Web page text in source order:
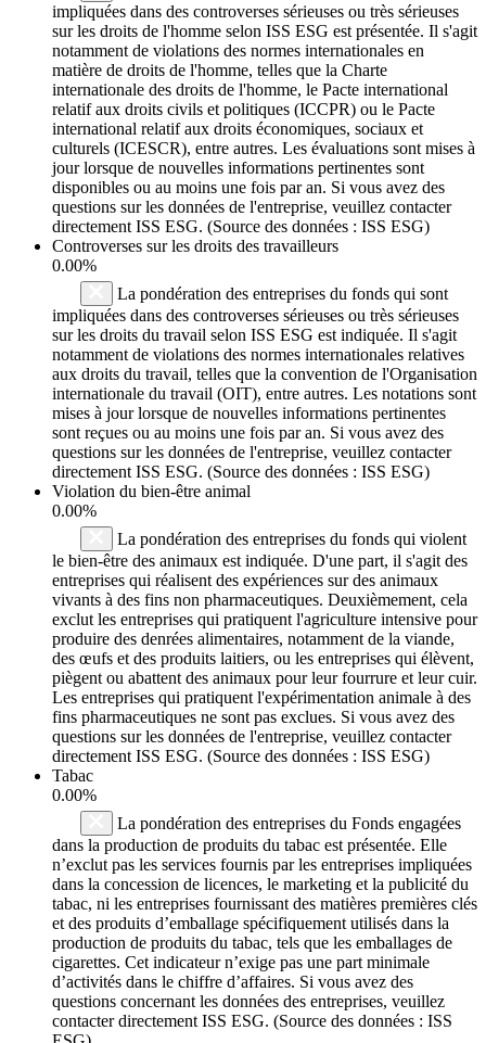
impliquées dans des controverses sérieuses ou très sérieuses
sur les droits de l'homme selon ISS ESG est présentée. Il s'agit
notamment de violations des normes internationales en
matière de droits de l'homme, telles que la Charte
internationale des droits de l'homme, le Pacte international
relatif aux droits civils et politiques (ICCPR) ou le Pacte
international relatif aux droits économiques, sociaux et
culturels (ICESCR), entre autres. Les évaluations sont mises à
jour lorsque de nouvelles informations pertinentes sont
disponibles ou au moins une fois par an. Si vous avez des
questions sur les données de l'entreprise, veuillez contacter
directement ISS ESG. (Source des données : ISS ESG)
Controverses sur les droits des travailleurs
0.00%
La pondération des entreprises du fonds qui sont
impliquées dans des controverses sérieuses ou très sérieuses
sur les droits du travail selon ISS ESG est indiquée. Il s'agit
notamment de violations des normes internationales relatives
aux droits du travail, telles que la convention de l'Organisation
internationale du travail (OIT), entre autres. Les notations sont
mises à jour lorsque de nouvelles informations pertinentes
sont reçues ou au moins une fois par an. Si vous avez des
questions sur les données de l'entreprise, veuillez contacter
directement ISS ESG. (Source des données : ISS ESG)
Violation du bien-être animal
0.00%
La pondération des entreprises du fonds qui violent
le bien-être des animaux est indiquée. D'une part, il s'agit des
entreprises qui réalisent des expériences sur des animaux
vivants à des fins non pharmaceutiques. Deuxièmement, cela
exclut les entreprises qui pratiquent l'agriculture intensive pour
produire des denrées alimentaires, notamment de la viande,
des œufs et des produits laitiers, ou les entreprises qui élèvent,
piègent ou abattent des animaux pour leur fourrure et leur cuir.
Les entreprises qui pratiquent l'expérimentation animale à des
fins pharmaceutiques ne sont pas exclues. Si vous avez des
questions sur les données de l'entreprise, veuillez contacter
directement ISS ESG. (Source des données : ISS ESG)
Tabac
0.00%
La pondération des entreprises du Fonds engagées
dans la production de produits du tabac est présentée. Elle
n’exclut pas les services fournis par les entreprises impliquées
dans la concession de licences, le marketing et la publicité du
tabac, ni les entreprises fournissant des matières premières clés
et des produits d’emballage spécifiquement utilisés dans la
production de produits du tabac, tels que les emballages de
cigarettes. Cet indicateur n’exige pas une part minimale
d’activités dans le chiffre d’affaires. Si vous avez des
questions concernant les données des entreprises, veuillez
contacter directement ISS ESG. (Source des données : ISS